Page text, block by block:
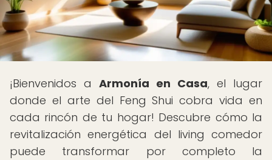
¡Bienvenidos a Armonía en Casa, el lugar
donde el arte del Feng Shui cobra vida en
cada rincón de tu hogar! Descubre cómo la
revitalización energética del living comedor
puede transformar por completo la